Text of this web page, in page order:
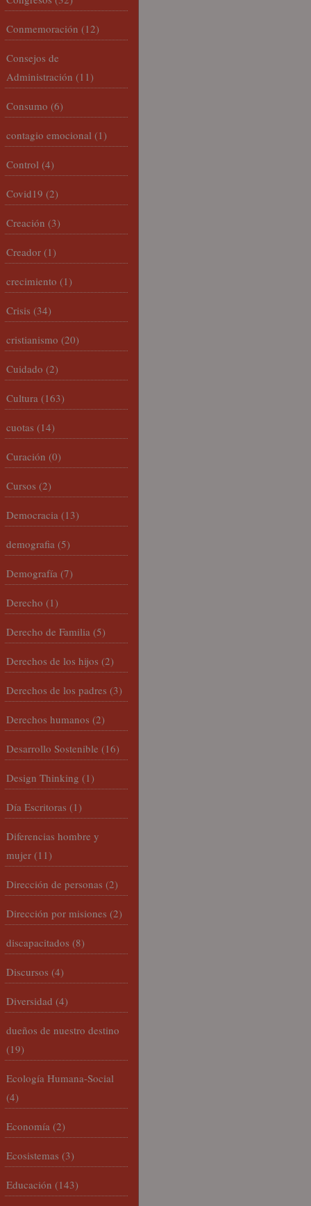
Conmemoración (12)
Consejos de
Administración (11)
Consumo (6)
contagio emocional (1)
Control (4)
Covid19 (2)
Creación (3)
Creador (1)
crecimiento (1)
Crisis (34)
cristianismo (20)
Cuidado (2)
Cultura (163)
cuotas (14)
Curación (0)
Cursos (2)
Democracia (13)
demografia (5)
Demografía (7)
Derecho (1)
Derecho de Familia (5)
Derechos de los hijos (2)
Derechos de los padres (3)
Derechos humanos (2)
Desarrollo Sostenible (16)
Design Thinking (1)
Día Escritoras (1)
Diferencias hombre y
mujer (11)
Dirección de personas (2)
Dirección por misiones (2)
discapacitados (8)
Discursos (4)
Diversidad (4)
dueños de nuestro destino
(19)
Ecología Humana-Social
(4)
Economía (2)
Ecosistemas (3)
Educación (143)